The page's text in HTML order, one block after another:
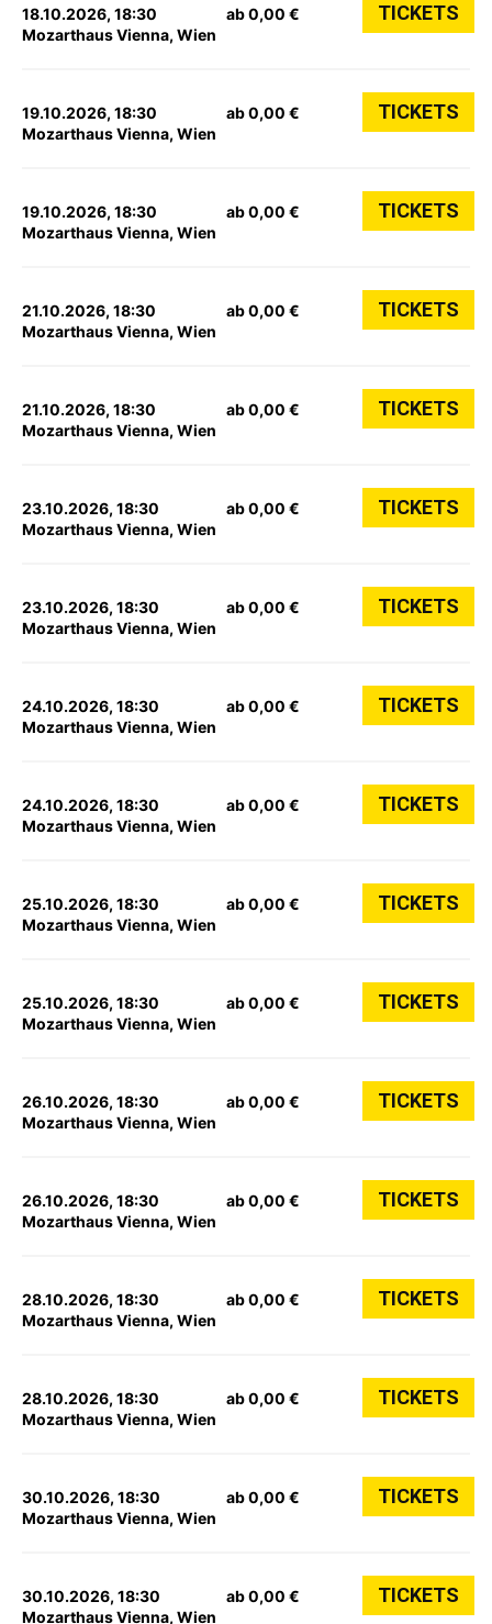
18.10.2026, 18:30
Mozarthaus Vienna, Wien
ab 0,00 € TICKETS
19.10.2026, 18:30
Mozarthaus Vienna, Wien
ab 0,00 € TICKETS
19.10.2026, 18:30
Mozarthaus Vienna, Wien
ab 0,00 € TICKETS
21.10.2026, 18:30
Mozarthaus Vienna, Wien
ab 0,00 € TICKETS
21.10.2026, 18:30
Mozarthaus Vienna, Wien
ab 0,00 € TICKETS
23.10.2026, 18:30
Mozarthaus Vienna, Wien
ab 0,00 € TICKETS
23.10.2026, 18:30
Mozarthaus Vienna, Wien
ab 0,00 € TICKETS
24.10.2026, 18:30
Mozarthaus Vienna, Wien
ab 0,00 € TICKETS
24.10.2026, 18:30
Mozarthaus Vienna, Wien
ab 0,00 € TICKETS
25.10.2026, 18:30
Mozarthaus Vienna, Wien
ab 0,00 € TICKETS
25.10.2026, 18:30
Mozarthaus Vienna, Wien
ab 0,00 € TICKETS
26.10.2026, 18:30
Mozarthaus Vienna, Wien
ab 0,00 € TICKETS
26.10.2026, 18:30
Mozarthaus Vienna, Wien
ab 0,00 € TICKETS
28.10.2026, 18:30
Mozarthaus Vienna, Wien
ab 0,00 € TICKETS
28.10.2026, 18:30
Mozarthaus Vienna, Wien
ab 0,00 € TICKETS
30.10.2026, 18:30
Mozarthaus Vienna, Wien
ab 0,00 € TICKETS
30.10.2026, 18:30
Mozarthaus Vienna, Wien
ab 0,00 € TICKETS